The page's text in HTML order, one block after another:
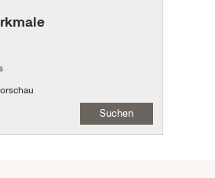
Suchen